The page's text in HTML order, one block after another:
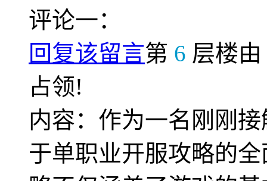
评论一：
回复该留言第 6 层楼由
占领!
内容：作为一名刚刚
于单职业开服攻略的